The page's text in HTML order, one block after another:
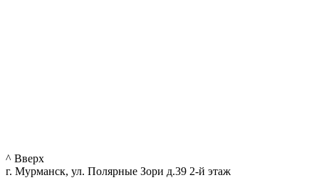
^ Вверх
г. Мурманск, ул. Полярные Зори д.39 2-й этаж